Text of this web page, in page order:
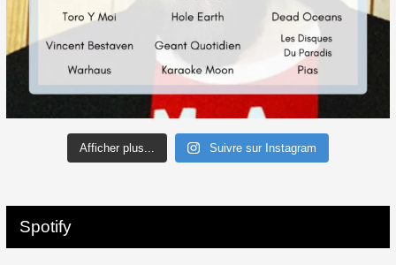
Afficher plus... Suivre sur Instagram
Spotify